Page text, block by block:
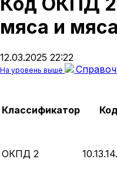
мяса и
12.03.2025 22:22
На уровень выше
Классификатор Код
ОКПД 2